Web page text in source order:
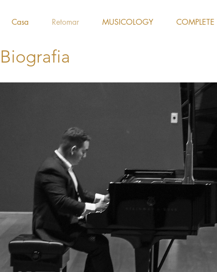
Casa Retomar MUSICOLOGY
Biografia